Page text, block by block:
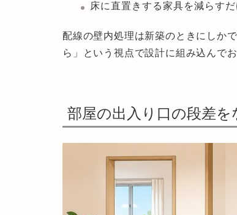
床に直置きする家具を減らす
配線の壁内処理は新築のときにしか
ら」という視点で設計に組み込んで
部屋の出入り口の段差を